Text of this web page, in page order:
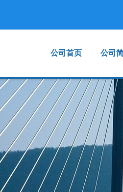
公司首页 公司